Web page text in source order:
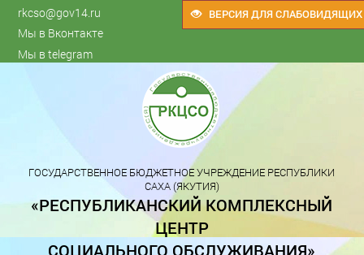
ВЕРСИЯ ДЛЯ СЛАБОВИДЯЩИХ
rkcso@gov14.ru
Мы в Вконтакте
Мы в telegram
ГОСУДАРСТВЕННОЕ БЮДЖЕТНОЕ УЧРЕЖДЕНИЕ РЕСПУБЛИКИ
САХА (ЯКУТИЯ)
«РЕСПУБЛИКАНСКИЙ КОМПЛЕКСНЫЙ
ЦЕНТР
СОЦИАЛЬНОГО ОБСЛУЖИВАНИЯ»